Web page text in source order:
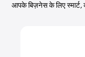
आपके बिज़नेस के लिए स्मार्ट,